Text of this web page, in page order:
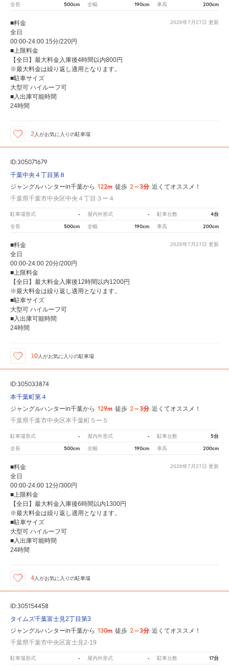
全長 500cm 全幅 190cm 車高 200cm
2026年7月27日 更新
■料金
全日
00:00-24:00 15分/220円
■上限料金
【全日】最大料金入庫後4時間以内800円
※最大料金は繰り返し適用となります。
■駐車サイズ
大型可 ハイルーフ可
■入出庫可能時間
24時間
2 人がお気に入りの駐車場
ID:305071679
千葉中央４丁目第８
ジャングルハンターin千葉から 122m 徒歩 2～3分 近くてオススメ！
千葉県千葉市中央区中央４丁目３ー４
駐車場形式 - 屋内外形式 - 駐車台数 4台
全長 500cm 全幅 190cm 車高 200cm
2026年7月27日 更新
■料金
全日
00:00-24:00 20分/200円
■上限料金
【全日】最大料金入庫後12時間以内1200円
※最大料金は繰り返し適用となります。
■駐車サイズ
大型可 ハイルーフ可
■入出庫可能時間
24時間
10 人がお気に入りの駐車場
ID:305033874
本千葉町第４
ジャングルハンターin千葉から 129m 徒歩 2～3分 近くてオススメ！
千葉県千葉市中央区本千葉町５ー５
駐車場形式 - 屋内外形式 - 駐車台数 5台
全長 500cm 全幅 190cm 車高 200cm
2026年7月27日 更新
■料金
全日
00:00-24:00 12分/300円
■上限料金
【全日】最大料金入庫後6時間以内1300円
※最大料金は繰り返し適用となります。
■駐車サイズ
大型可 ハイルーフ可
■入出庫可能時間
24時間
4 人がお気に入りの駐車場
ID:305154458
タイムズ千葉富士見2丁目第3
ジャングルハンターin千葉から 130m 徒歩 2～3分 近くてオススメ！
千葉県千葉市中央区富士見2-19
駐車場形式 - 屋内外形式 - 駐車台数 17台